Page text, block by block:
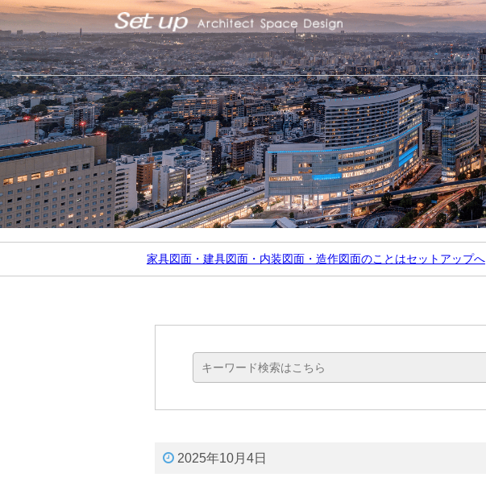
家具図面・建具図面・内装図面・造作図面のことはセットアップへ
2025年10月4日